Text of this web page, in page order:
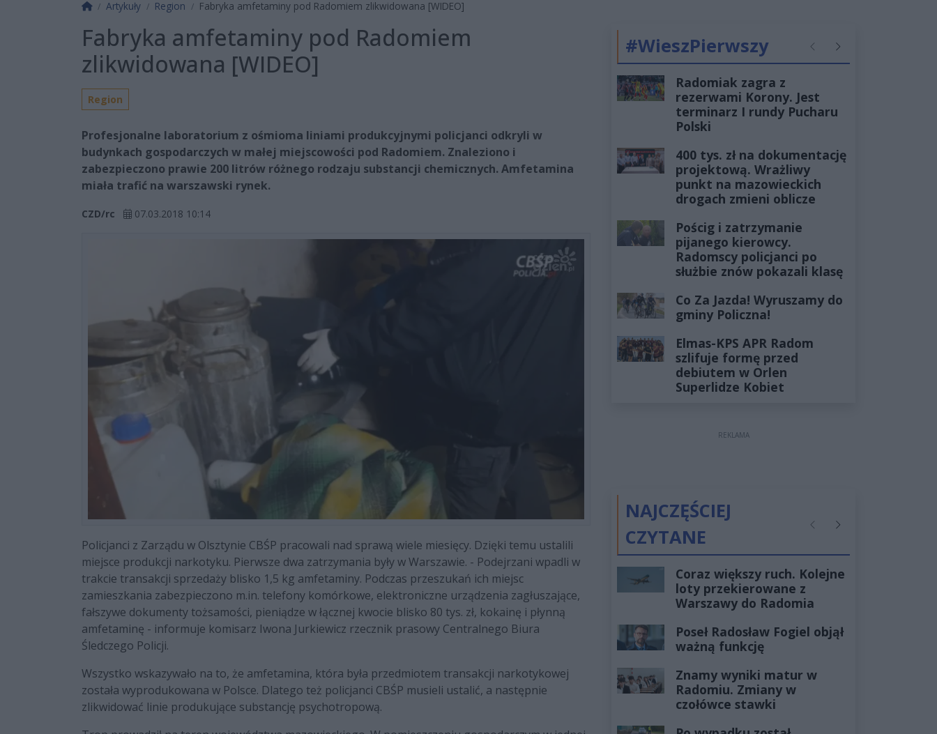
Strona główna
Artykuły Region Fabryka amfetaminy pod Radomiem zlikwidowana [WIDEO]
Fabryka amfetaminy pod Radomiem
zlikwidowana [WIDEO]
Region
Profesjonalne laboratorium z ośmioma liniami produkcyjnymi policjanci odkryli w
budynkach gospodarczych w małej miejscowości pod Radomiem. Znaleziono i
zabezpieczono prawie 200 litrów różnego rodzaju substancji chemicznych. Amfetamina
miała trafić na warszawski rynek.
CZD/rc 07.03.2018 10:14
Policjanci z Zarządu w Olsztynie CBŚP pracowali nad sprawą wiele miesięcy. Dzięki temu ustalili
miejsce produkcji narkotyku. Pierwsze dwa zatrzymania były w Warszawie. - Podejrzani wpadli w
trakcie transakcji sprzedaży blisko 1,5 kg amfetaminy. Podczas przeszukań ich miejsc
zamieszkania zabezpieczono m.in. telefony komórkowe, elektroniczne urządzenia zagłuszające,
fałszywe dokumenty tożsamości, pieniądze w łącznej kwocie blisko 80 tys. zł, kokainę i płynną
amfetaminę - informuje komisarz Iwona Jurkiewicz rzecznik prasowy Centralnego Biura
Śledczego Policji.
Wszystko wskazywało na to, że amfetamina, która była przedmiotem transakcji narkotykowej
została wyprodukowana w Polsce. Dlatego też policjanci CBŚP musieli ustalić, a następnie
zlikwidować linie produkujące substancję psychotropową.
#WieszPierwszy PoprzednieNastępne
Radomiak zagra z
rezerwami Korony. Jest
terminarz I rundy Pucharu
Polski
400 tys. zł na dokumentację
projektową. Wrażliwy
punkt na mazowieckich
drogach zmieni oblicze
Pościg i zatrzymanie
pijanego kierowcy.
Radomscy policjanci po
służbie znów pokazali klasę
Co Za Jazda! Wyruszamy do
gminy Policzna!
Elmas-KPS APR Radom
szlifuje formę przed
debiutem w Orlen
Superlidze Kobiet
REKLAMA
NAJCZĘŚCIEJ
CZYTANE
PoprzednieNastępne
Coraz większy ruch. Kolejne
loty przekierowane z
Warszawy do Radomia
Poseł Radosław Fogiel objął
ważną funkcję
Znamy wyniki matur w
Radomiu. Zmiany w
czołówce stawki